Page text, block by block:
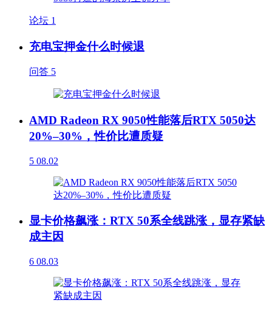
论坛 1
充电宝押金什么时候退
问答 5
AMD Radeon RX 9050性能落后RTX 5050达
20%–30%，性价比遭质疑
5 08.02
显卡价格飙涨：RTX 50系全线跳涨，显存紧缺
成主因
6 08.03